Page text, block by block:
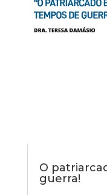
O
guerra!